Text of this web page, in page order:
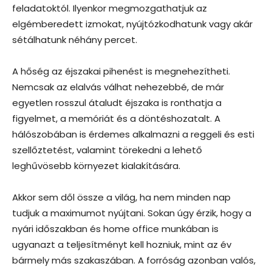
feladatoktól. Ilyenkor megmozgathatjuk az
elgémberedett izmokat, nyújtózkodhatunk vagy akár
sétálhatunk néhány percet.
A hőség az éjszakai pihenést is megnehezítheti.
Nemcsak az elalvás válhat nehezebbé, de már
egyetlen rosszul átaludt éjszaka is ronthatja a
figyelmet, a memóriát és a döntéshozatalt. A
hálószobában is érdemes alkalmazni a reggeli és esti
szellőztetést, valamint törekedni a lehető
leghűvösebb környezet kialakítására.
Akkor sem dől össze a világ, ha nem minden nap
tudjuk a maximumot nyújtani. Sokan úgy érzik, hogy a
nyári időszakban és home office munkában is
ugyanazt a teljesítményt kell hozniuk, mint az év
bármely más szakaszában. A forróság azonban valós,